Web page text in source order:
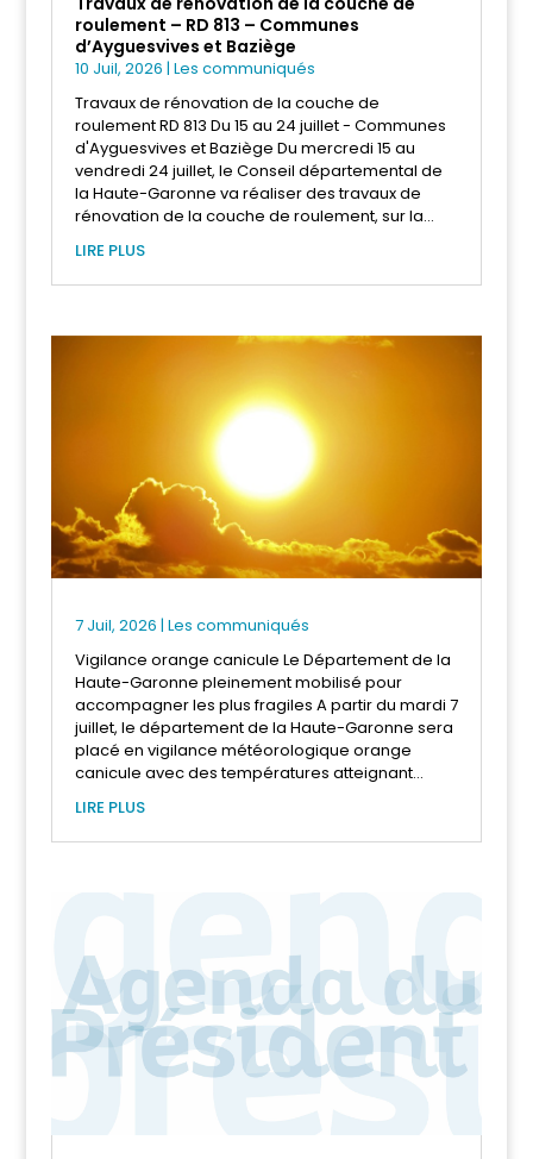
roulement – RD 813 – Communes
d’Ayguesvives et Baziège
10 Juil, 2026 | Les communiqués
Travaux de rénovation de la couche de
roulement RD 813 Du 15 au 24 juillet - Communes
d'Ayguesvives et Baziège Du mercredi 15 au
vendredi 24 juillet, le Conseil départemental de
la Haute-Garonne va réaliser des travaux de
rénovation de la couche de roulement, sur la...
LIRE PLUS
7 Juil, 2026 | Les communiqués
Vigilance orange canicule Le Département de la
Haute-Garonne pleinement mobilisé pour
accompagner les plus fragiles A partir du mardi 7
juillet, le département de la Haute-Garonne sera
placé en vigilance météorologique orange
canicule avec des températures atteignant...
LIRE PLUS